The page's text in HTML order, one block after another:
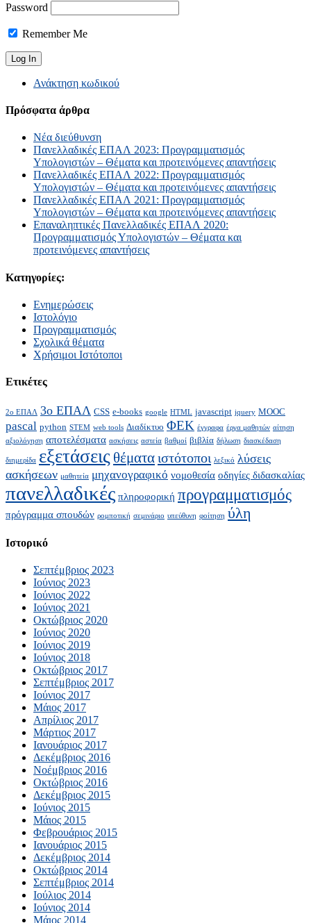
Password
Remember Me
Ανάκτηση κωδικού
Πρόσφατα άρθρα
Νέα διεύθυνση
Πανελλαδικές ΕΠΑΛ 2023: Προγραμματισμός
Υπολογιστών – Θέματα και προτεινόμενες απαντήσεις
Πανελλαδικές ΕΠΑΛ 2022: Προγραμματισμός
Υπολογιστών – Θέματα και προτεινόμενες απαντήσεις
Πανελλαδικές ΕΠΑΛ 2021: Προγραμματισμός
Υπολογιστών – Θέματα και προτεινόμενες απαντήσεις
Επαναληπτικές Πανελλαδικές ΕΠΑΛ 2020:
Προγραμματισμός Υπολογιστών – Θέματα και
προτεινόμενες απαντήσεις
Κατηγορίες:
Ενημερώσεις
Ιστολόγιο
Προγραμματισμός
Σχολικά θέματα
Χρήσιμοι Ιστότοποι
Ετικέτες
2ο ΕΠΑΛ 3ο ΕΠΑΛ CSS e-books google HTML javascript jquery MOOC
pascal python STEM web tools Διαδίκτυο ΦΕΚ έγγραφα έργα μαθητών αίτηση
αξιολόγηση αποτελέσματα ασκήσεις αστεία βαθμοί βιβλία δήλωση διασκέδαση
διημερίδα εξετάσεις θέματαιστότοποι λεξικό λύσεις
ασκήσεων μαθητεία μηχανογραφικό νομοθεσία οδηγίες διδασκαλίας
πανελλαδικές πληροφορική προγραμματισμός
πρόγραμμα σπουδών ρομποτική σεμινάριο υπεύθυνη φοίτηση ύλη
Ιστορικό
Σεπτέμβριος 2023
Ιούνιος 2023
Ιούνιος 2022
Ιούνιος 2021
Οκτώβριος 2020
Ιούνιος 2020
Ιούνιος 2019
Ιούνιος 2018
Οκτώβριος 2017
Σεπτέμβριος 2017
Ιούνιος 2017
Μάιος 2017
Απρίλιος 2017
Μάρτιος 2017
Ιανουάριος 2017
Δεκέμβριος 2016
Νοέμβριος 2016
Οκτώβριος 2016
Δεκέμβριος 2015
Ιούνιος 2015
Μάιος 2015
Φεβρουάριος 2015
Ιανουάριος 2015
Δεκέμβριος 2014
Οκτώβριος 2014
Σεπτέμβριος 2014
Ιούλιος 2014
Ιούνιος 2014
Μάιος 2014